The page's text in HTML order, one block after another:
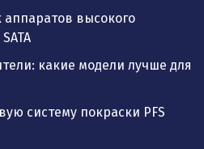
высокого
какие модели лучше для
систему покраски PFS